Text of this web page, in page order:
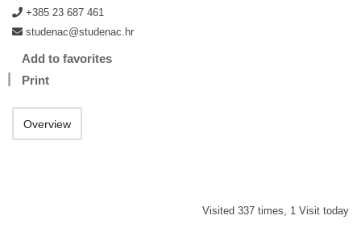
+385 23 687 461
studenac@studenac.hr
Add to favorites
Print
Overview
Visited 337 times, 1 Visit today